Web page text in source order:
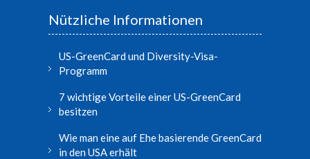
Nützliche Informationen
US-GreenCard und Diversity-Visa-
Programm
7 wichtige Vorteile einer US-GreenCard
besitzen
Wie man eine auf Ehe basierende GreenCard
in den USA erhält